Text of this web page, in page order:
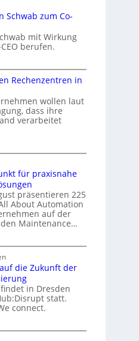
Schwab zum Co-
mit Wirkung
berufen.
Rechenzentren in
wollen laut
dass ihre
verarbeitet
für praxisnahe
präsentieren 225
About Automation
auf der
Maintenance…
die Zukunft der
in Dresden
statt.
connect.